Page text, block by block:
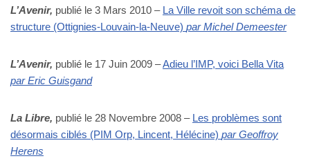
L’Avenir, publié le 3 Mars 2010 – La Ville revoit son schéma de
structure (Ottignies-Louvain-la-Neuve) par Michel Demeester
L’Avenir, publié le 17 Juin 2009 –Adieu l’IMP, voici Bella Vita
par Eric Guisgand
La Libre, publié le 28 Novembre 2008 – Les problèmes sont
désormais ciblés (PIM Orp, Lincent, Hélécine) par Geoffroy
Herens